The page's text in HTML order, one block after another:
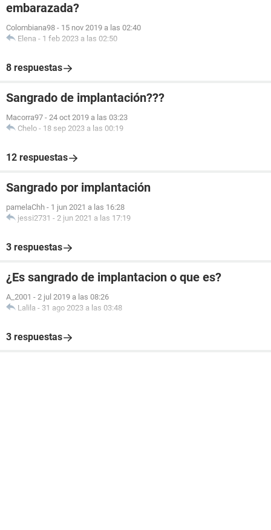
embarazada?
Colombiana98 - 15 nov 2019 a las 02:40
Elena - 1 feb 2023 a las 02:50
8 respuestas
Sangrado de implantación???
Macorra97 - 24 oct 2019 a las 03:23
Chelo - 18 sep 2023 a las 00:19
12 respuestas
Sangrado por implantación
pamelaChh - 1 jun 2021 a las 16:28
jessi2731 - 2 jun 2021 a las 17:19
3 respuestas
¿Es sangrado de implantacion o que es?
A_2001 - 2 jul 2019 a las 08:26
Lalila - 31 ago 2023 a las 03:48
3 respuestas